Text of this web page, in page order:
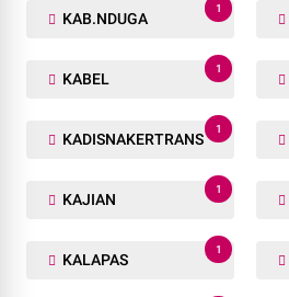
KAB.NDUGA
1
KABEL
1
KADISNAKERTRANS
1
KAJIAN
1
KALAPAS
1